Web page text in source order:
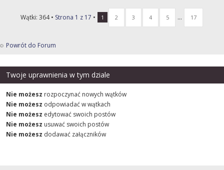
Wątki: 364 • Strona 1 z 17 • 1 2 3 4 5 ... 17
Powrót do Forum
Twoje uprawnienia w tym dziale
Nie możesz rozpoczynać nowych wątków
Nie możesz odpowiadać w wątkach
Nie możesz edytować swoich postów
Nie możesz usuwać swoich postów
Nie możesz dodawać załączników